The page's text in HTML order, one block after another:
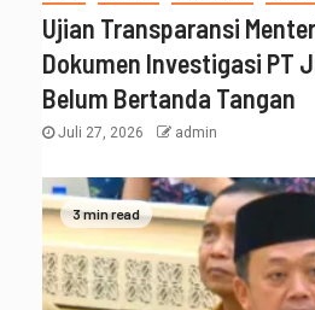
Ujian Transparansi
Dokumen Investigasi PT
Belum Bertanda Tangan
Juli 27, 2026 admin
3 min read